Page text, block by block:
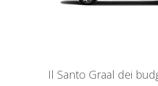
Il Santo Graal dei